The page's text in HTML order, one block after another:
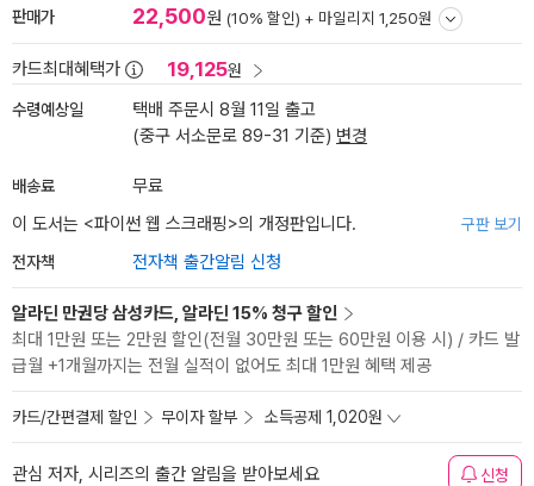
판매가 22,500원 (10% 할인) + 마일리지 1,250원
카드최대혜택가 19,125원
수령예상일
택배 주문시 8월 11일 출고
(중구 서소문로 89-31 기준) 변경
배송료
무료
이 도서는 <파이썬 웹 스크래핑>의 개정판입니다. 구판 보기
전자책 전자책 출간알림 신청
알라딘 만권당 삼성카드, 알라딘 15% 청구 할인
최대 1만원 또는 2만원 할인(전월 30만원 또는 60만원 이용 시) / 카드 발
급월 +1개월까지는 전월 실적이 없어도 최대 1만원 혜택 제공
카드/간편결제 할인 무이자 할부 소득공제 1,020원
관심 저자, 시리즈의 출간 알림을 받아보세요 신청